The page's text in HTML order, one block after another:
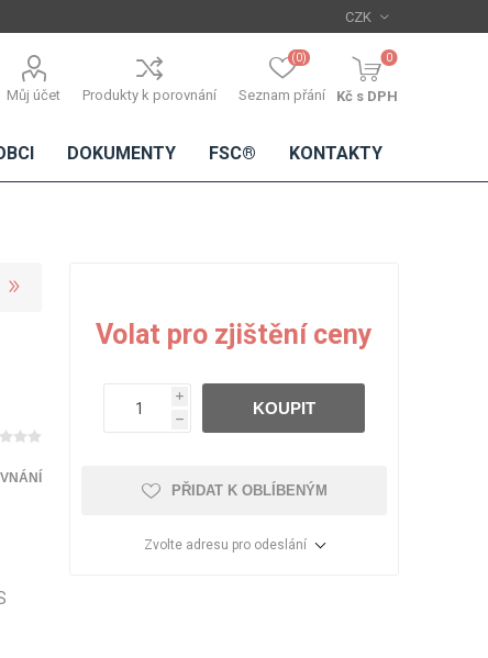
Můj účet Produkty k porovnání Seznam přání
(0) 0
Kč s DPH
DŘEVĚNÉ
IMITACE
BETONU
DÝHY
Lamináty s
dřevěnou
DOKUMENTY FSC® KONTAKTY
Volat pro zjištění ceny
i
h
KOUPIT
PŘIDAT K OBLÍBENÝM
Zvolte adresu pro odeslání